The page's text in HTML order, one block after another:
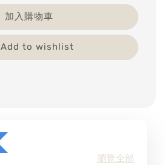
加入購物車
Add to wishlist
瀏覽全部